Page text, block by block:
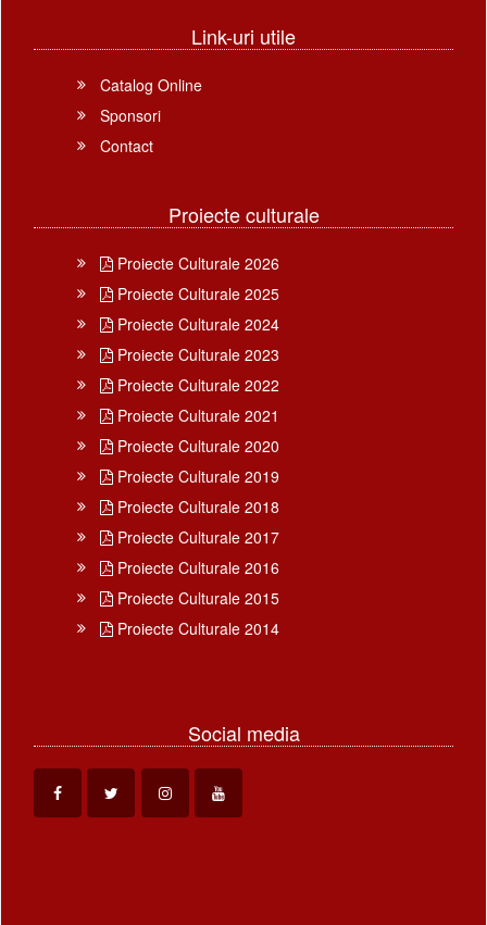
Link-uri utile
Catalog Online
Sponsori
Contact
Proiecte culturale
Proiecte Culturale 2026
Proiecte Culturale 2025
Proiecte Culturale 2024
Proiecte Culturale 2023
Proiecte Culturale 2022
Proiecte Culturale 2021
Proiecte Culturale 2020
Proiecte Culturale 2019
Proiecte Culturale 2018
Proiecte Culturale 2017
Proiecte Culturale 2016
Proiecte Culturale 2015
Proiecte Culturale 2014
Social media